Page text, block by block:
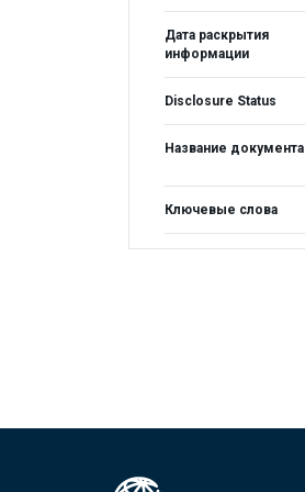
Дата раскрытия
информации
Disclosure Status
Название документа
Ключевые слова